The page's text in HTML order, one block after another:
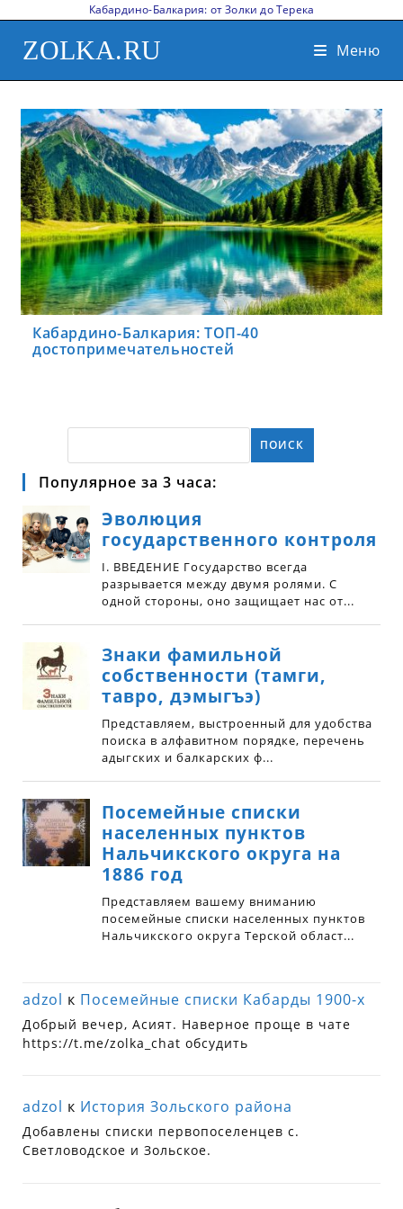
Кабардино-Балкария: от Золки до Терека
ZOLKA.RU Меню
Кабардино-Балкария: ТОП-40
достопримечательностей
ПОИСК
Популярное за 3 часа:
adzol к Посемейные списки Кабарды 1900-х
Добрый вечер, Асият. Наверное проще в чате
https://t.me/zolka_chat обсудить
adzol к История Зольского района
Добавлены списки первопоселенцев с.
Светловодское и Зольское.